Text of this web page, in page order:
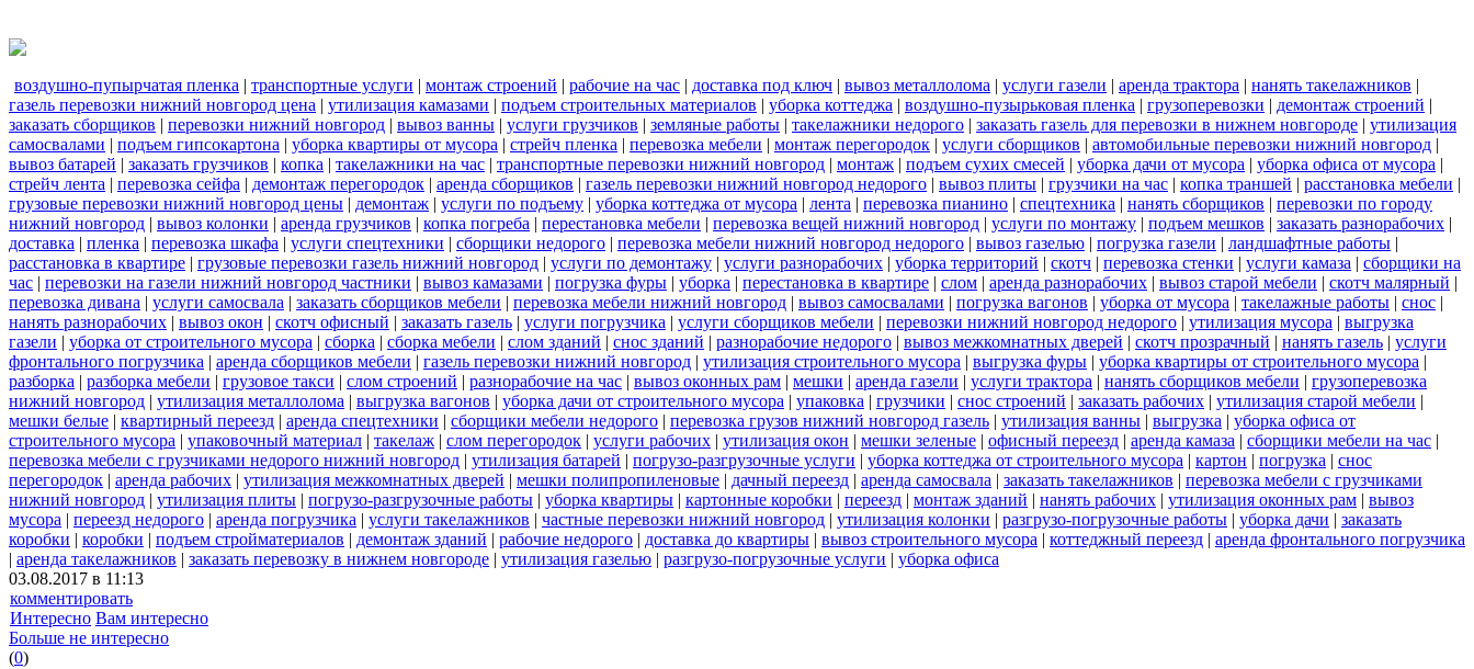
воздушно-пупырчатая пленка | транспортные услуги | монтаж строений | рабочие на час | доставка под ключ | вывоз металлолома | услуги газели | аренда трактора | нанять такелажников |
газель перевозки нижний новгород цена | утилизация камазами | подъем строительных материалов | уборка коттеджа | воздушно-пузырьковая пленка | грузоперевозки | демонтаж строений |
заказать сборщиков | перевозки нижний новгород | вывоз ванны | услуги грузчиков | земляные работы | такелажники недорого | заказать газель для перевозки в нижнем новгороде | утилизация
самосвалами | подъем гипсокартона | уборка квартиры от мусора | стрейч пленка | перевозка мебели | монтаж перегородок | услуги сборщиков | автомобильные перевозки нижний новгород |
вывоз батарей | заказать грузчиков | копка | такелажники на час | транспортные перевозки нижний новгород | монтаж | подъем сухих смесей | уборка дачи от мусора | уборка офиса от мусора |
стрейч лента | перевозка сейфа | демонтаж перегородок | аренда сборщиков | газель перевозки нижний новгород недорого | вывоз плиты | грузчики на час | копка траншей | расстановка мебели |
грузовые перевозки нижний новгород цены | демонтаж | услуги по подъему | уборка коттеджа от мусора | лента | перевозка пианино | спецтехника | нанять сборщиков | перевозки по городу
нижний новгород | вывоз колонки | аренда грузчиков | копка погреба | перестановка мебели | перевозка вещей нижний новгород | услуги по монтажу | подъем мешков | заказать разнорабочих |
доставка | пленка | перевозка шкафа | услуги спецтехники | сборщики недорого | перевозка мебели нижний новгород недорого | вывоз газелью | погрузка газели | ландшафтные работы |
расстановка в квартире | грузовые перевозки газель нижний новгород | услуги по демонтажу | услуги разнорабочих | уборка территорий | скотч | перевозка стенки | услуги камаза | сборщики на
час | перевозки на газели нижний новгород частники | вывоз камазами | погрузка фуры | уборка | перестановка в квартире | слом | аренда разнорабочих | вывоз старой мебели | скотч малярный |
перевозка дивана | услуги самосвала | заказать сборщиков мебели | перевозка мебели нижний новгород | вывоз самосвалами | погрузка вагонов | уборка от мусора | такелажные работы | снос |
нанять разнорабочих | вывоз окон | скотч офисный | заказать газель | услуги погрузчика | услуги сборщиков мебели | перевозки нижний новгород недорого | утилизация мусора | выгрузка
газели | уборка от строительного мусора | сборка | сборка мебели | слом зданий | снос зданий | разнорабочие недорого | вывоз межкомнатных дверей | скотч прозрачный | нанять газель | услуги
фронтального погрузчика | аренда сборщиков мебели | газель перевозки нижний новгород | утилизация строительного мусора | выгрузка фуры | уборка квартиры от строительного мусора |
разборка | разборка мебели | грузовое такси | слом строений | разнорабочие на час | вывоз оконных рам | мешки | аренда газели | услуги трактора | нанять сборщиков мебели | грузоперевозка
нижний новгород | утилизация металлолома | выгрузка вагонов | уборка дачи от строительного мусора | упаковка | грузчики | снос строений | заказать рабочих | утилизация старой мебели |
мешки белые | квартирный переезд | аренда спецтехники | сборщики мебели недорого | перевозка грузов нижний новгород газель | утилизация ванны | выгрузка | уборка офиса от
строительного мусора | упаковочный материал | такелаж | слом перегородок | услуги рабочих | утилизация окон | мешки зеленые | офисный переезд | аренда камаза | сборщики мебели на час |
перевозка мебели с грузчиками недорого нижний новгород | утилизация батарей | погрузо-разгрузочные услуги | уборка коттеджа от строительного мусора | картон | погрузка | снос
перегородок | аренда рабочих | утилизация межкомнатных дверей | мешки полипропиленовые | дачный переезд | аренда самосвала | заказать такелажников | перевозка мебели с грузчиками
нижний новгород | утилизация плиты | погрузо-разгрузочные работы | уборка квартиры | картонные коробки | переезд | монтаж зданий | нанять рабочих | утилизация оконных рам | вывоз
мусора | переезд недорого | аренда погрузчика | услуги такелажников | частные перевозки нижний новгород | утилизация колонки | разгрузо-погрузочные работы | уборка дачи | заказать
коробки | коробки | подъем стройматериалов | демонтаж зданий | рабочие недорого | доставка до квартиры | вывоз строительного мусора | коттеджный переезд | аренда фронтального погрузчика
| аренда такелажников | заказать перевозку в нижнем новгороде | утилизация газелью | разгрузо-погрузочные услуги | уборка офиса
03.08.2017 в 11:13
комментировать
Интересно Вам интересно
Больше не интересно
(0)